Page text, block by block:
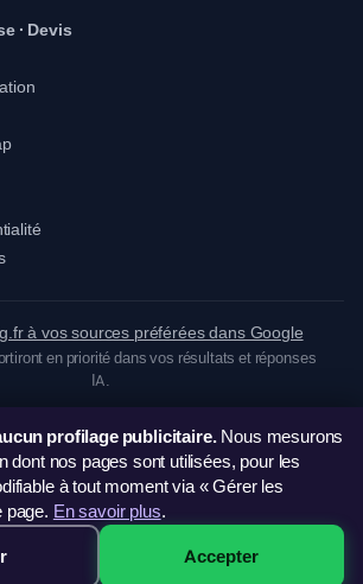
· Voir les sessions →
· Devis
à vos sources préférées dans Google
en priorité dans vos résultats et réponses
IA.
Groupe · Tous droits réservés
sous le n°93 13 18605 13· SIREN821 157 393
profilage publicitaire.Nous mesurons
dont nos pages sont utilisées, pour les
à tout moment via « Gérer les
page. En savoir plus.
Accepter